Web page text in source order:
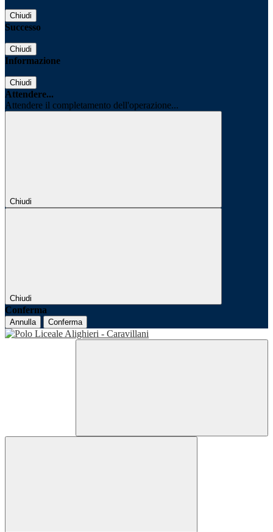
Chiudi
Successo
Chiudi
Informazione
Chiudi
Attendere...
Attendere il completamento dell'operazione...
Chiudi
Chiudi
Conferma
Annulla Conferma